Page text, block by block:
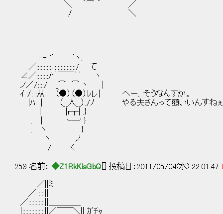
＼ ｀⌒ ´ ／
/ ＼
-‐ '´￣￣｀ヽ、
／::::::::::､::::::::::::::/ て
∠／::::::::/'´￣￣｀｀ ヽ
ノ／/::::/ _⌒ ⌒ ヽ ｜
ｲ /: :从 （●）（●）ﾚレ| へー、そうなんすか。
|ﾊ | （__人__）./ﾉ やる夫さんって頭いいんすねぇ
| |r┬| .}
. | ｰ―' }
. ヽ }
ヽ ノ
/ く
258 名前： ◆Z1RkKisGbQ [] 投稿日：2011/05/04(水) 22:01:47
／||ミ
／ ::::||
／:::::::::::||＿＿＿＿
|:::::::::::::::||／￣￣＼|| ｶﾞﾁｬ